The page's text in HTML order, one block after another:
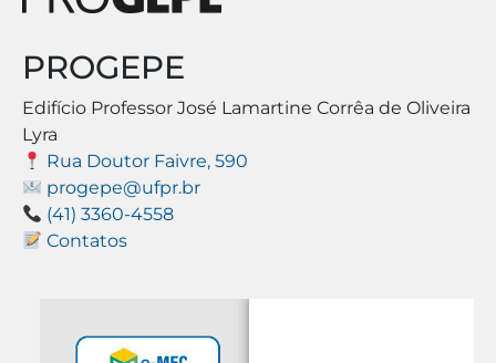
PROGEPE
Edifício Professor José Lamartine Corrêa de Oliveira
Lyra
Rua Doutor Faivre, 590
progepe@ufpr.br
(41) 3360-4558
Contatos